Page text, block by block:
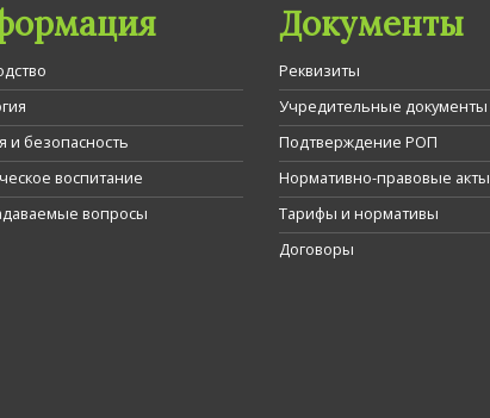
и безопасность
воспитание
вопросы
Документы
Реквизиты
Учредительные документы
Подтверждение РОП
Нормативно-правовые акты
Тарифы и нормативы
Договоры